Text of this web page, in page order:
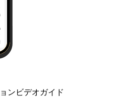
ンビデオガイド